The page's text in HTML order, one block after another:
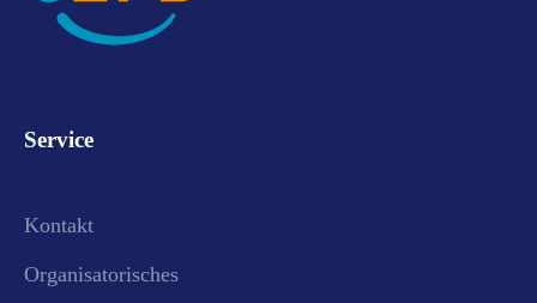
Service
Kontakt
Organisatorisches